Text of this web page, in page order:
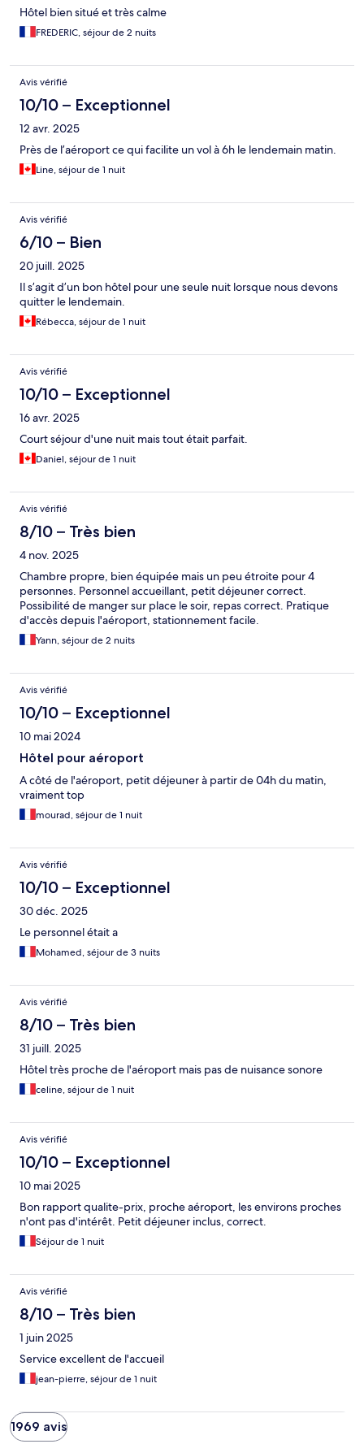
Hôtel bien situé et très calme
FREDERIC, séjour de 2 nuits
Avis vérifié
10/10 – Exceptionnel
12 avr. 2025
Près de l’aéroport ce qui facilite un vol à 6h le lendemain matin.
Line, séjour de 1 nuit
Avis vérifié
6/10 – Bien
20 juill. 2025
Il s’agit d’un bon hôtel pour une seule nuit lorsque nous devons
quitter le lendemain.
Rébecca, séjour de 1 nuit
Avis vérifié
10/10 – Exceptionnel
16 avr. 2025
Court séjour d'une nuit mais tout était parfait.
Daniel, séjour de 1 nuit
Avis vérifié
8/10 – Très bien
4 nov. 2025
Chambre propre, bien équipée mais un peu étroite pour 4
personnes. Personnel accueillant, petit déjeuner correct.
Possibilité de manger sur place le soir, repas correct. Pratique
d'accès depuis l'aéroport, stationnement facile.
Yann, séjour de 2 nuits
Avis vérifié
10/10 – Exceptionnel
10 mai 2024
Hôtel pour aéroport
A côté de l'aéroport, petit déjeuner à partir de 04h du matin,
vraiment top
mourad, séjour de 1 nuit
Avis vérifié
10/10 – Exceptionnel
30 déc. 2025
Le personnel était a
Mohamed, séjour de 3 nuits
Avis vérifié
8/10 – Très bien
31 juill. 2025
Hôtel très proche de l'aéroport mais pas de nuisance sonore
celine, séjour de 1 nuit
Avis vérifié
10/10 – Exceptionnel
10 mai 2025
Bon rapport qualite-prix, proche aéroport, les environs proches
n'ont pas d'intérêt. Petit déjeuner inclus, correct.
Séjour de 1 nuit
Avis vérifié
8/10 – Très bien
1 juin 2025
Service excellent de l'accueil
jean-pierre, séjour de 1 nuit
1969 avis